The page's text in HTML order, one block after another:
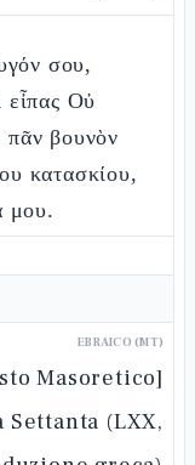
σου,
εἶπας Οὐ
βουνὸν
κατασκίου,
μου.
EBRAICO (MT)
Masoretico
(LXX,